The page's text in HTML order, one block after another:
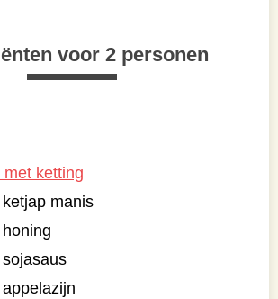
voor 2 personen
ketting
manis